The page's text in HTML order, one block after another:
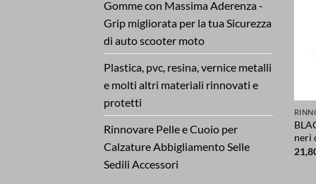
Gomme con Massima Aderenza -
Grip migliorata per la tua Sicurezza
di auto scooter moto
Plastica, pvc, resina, vernice metalli
e molti altri materiali rinnovati e
protetti
Rinnovare Pelle e Cuoio per
Calzature Abbigliamento Selle
Sedili Accessori
neri